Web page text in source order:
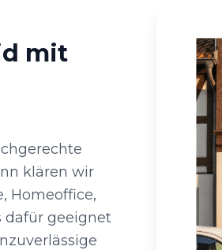
mit
klären wir
Homeoffice,
dafür geeignet